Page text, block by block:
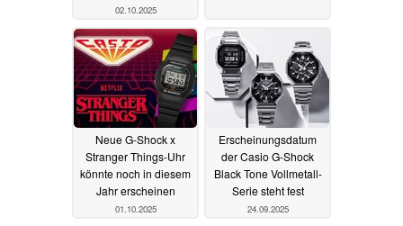
02.10.2025
Neue G-Shock x
Stranger Things-Uhr
könnte noch in diesem
Jahr erscheinen
01.10.2025
Erscheinungsdatum
der Casio G-Shock
Black Tone Vollmetall-
Serie steht fest
24.09.2025